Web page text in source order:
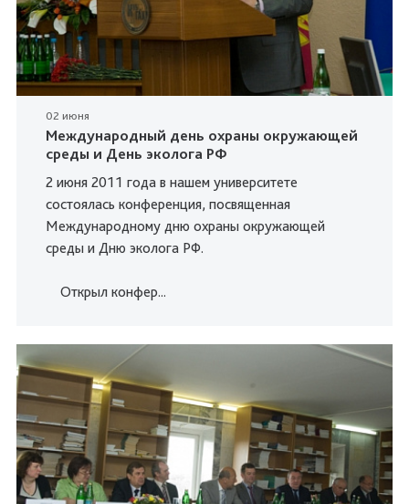
02 июня
Международный день охраны окружающей
среды и День эколога РФ
2 июня 2011 года в нашем университете
состоялась конференция, посвященная
Международному дню охраны окружающей
среды и Дню эколога РФ.
Открыл конфер...